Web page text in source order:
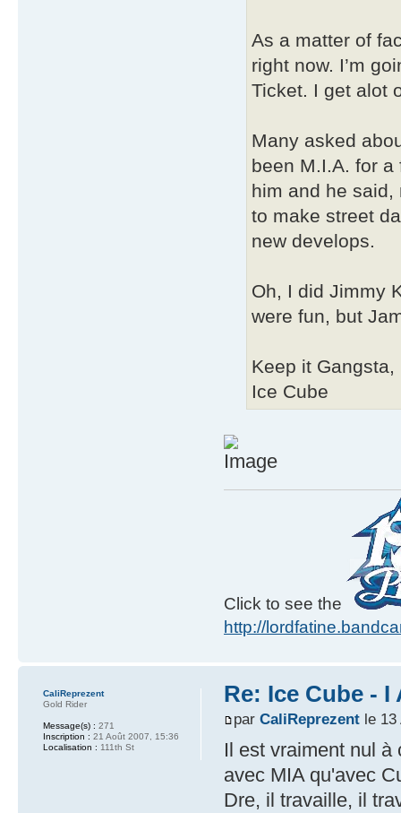
As a matter of
right now. I’m
Ticket. I get alot
Many asked
been M.I.A. for
him and he said,
to make street
new develops.
Oh, I did Jimmy
were fun, but
Keep it Gangsta,
Ice Cube
Click to see the
http://
Re: Ice Cube - I
par CaliReprezent le 13
Il est vraiment nul
avec MIA qu'avec
Dre, il travaille, il
CaliReprezent
Gold Rider
Message(s) : 271
Inscription : 21 Août 2007, 15:36
Localisation : 111th St